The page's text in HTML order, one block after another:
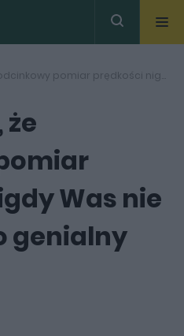
KIA sprawia, że odcinkowy pomiar prędkości nigdy Was nie zaskoczy. To genialny patent
że
Was nie
genialny